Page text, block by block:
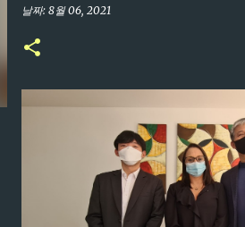
날짜: 8월 06, 2021